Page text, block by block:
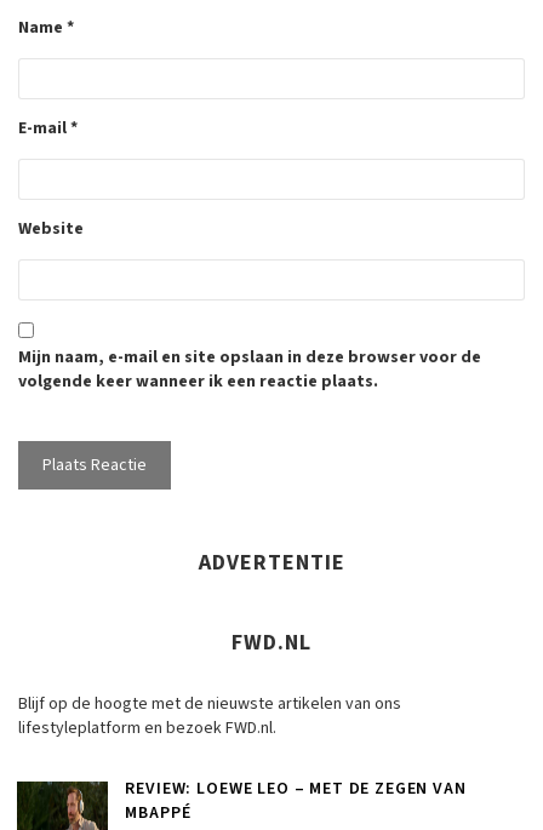
Name *
E-mail*
Website
Mijn naam, e-mail en site opslaan in deze browser voor de
volgende keer wanneer ik een reactie plaats.
ADVERTENTIE
FWD.NL
Blijf op de hoogte met de nieuwste artikelen van ons
lifestyleplatform en bezoek FWD.nl.
REVIEW: LOEWE LEO – MET DE ZEGEN VAN
MBAPPÉ